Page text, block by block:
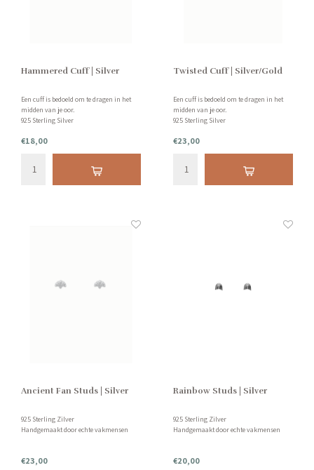
Hammered Cuff | Silver
Een cuff is bedoeld om te dragen in het
midden van je oor.
925 Sterling Silver
Handgemaakt door echte vakmensen!
€18,00
Twisted Cuff | Silver/Gold
Een cuff is bedoeld om te dragen in het
midden van je oor.
925 Sterling Silver
Handgemaakt door echte vakmensen
€23,00
Ancient Fan Studs | Silver
925 Sterling Zilver
Handgemaakt door echte vakmensen
€23,00
Rainbow Studs | Silver
925 Sterling Zilver
Handgemaakt door echte vakmensen
€20,00